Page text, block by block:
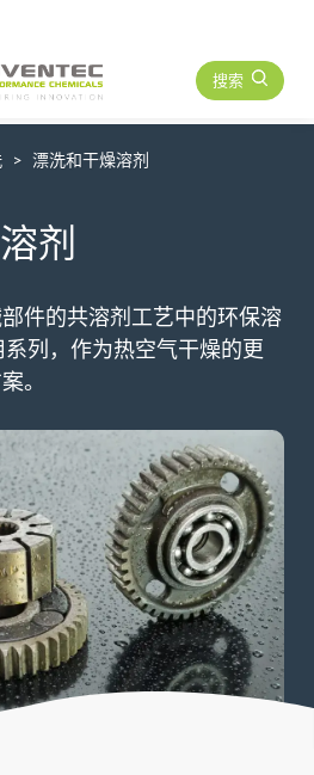
搜索
漂洗和干燥溶剂
剂
件的共溶剂工艺中的环保溶
列，作为热空气干燥的更
。